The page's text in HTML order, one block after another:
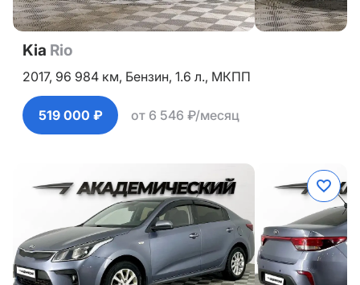
Kia Rio
2017, 96 984 км, Бензин, 1.6 л., МКПП
519 000 ₽ от 6 546 ₽/месяц